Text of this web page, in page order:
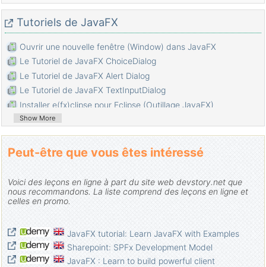
Tutoriels de JavaFX
Ouvrir une nouvelle fenêtre (Window) dans JavaFX
Le Tutoriel de JavaFX ChoiceDialog
Le Tutoriel de JavaFX Alert Dialog
Le Tutoriel de JavaFX TextInputDialog
Installer e(fx)clipse pour Eclipse (Outillage JavaFX)
Installer JavaFX Scene Builder pour Eclipse
Tutoriel JavaFX pour débutant - Hello JavaFX
Le Tutoriel de JavaFX FlowPane Layout
Le Tutoriel de JavaFX HBox et VBox Layout
Le Tutoriel de JavaFX BorderPane Layout
Le Tutoriel de JavaFX AnchorPane Layout
Le Tutoriel de JavaFX Accordion
Le Tutoriel de JavaFX ListView
Show More
Peut-être que vous êtes intéressé
Voici des leçons en ligne à part du site web devstory.net que
nous recommandons. La liste comprend des leçons en ligne et
celles en promo.
JavaFX tutorial: Learn JavaFX with Examples
Sharepoint: SPFx Development Model
JavaFX : Learn to build powerful client